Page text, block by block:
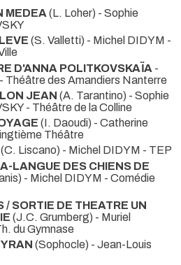
MEDEA (L. Loher) - Sophie
(S. Valletti) - Michel DIDYM -
D'ANNA POLITKOVSKAÏA -
- Théâtre des Amandiers Nanterre
JEAN (A. Tarantino) - Sophie
- Théâtre de la Colline
(I. Daoudi) - Catherine
Théâtre
(C. Liscano) - Michel DIDYM - TEP
LANGUE DES CHIENS DE
- Michel DIDYM - Comédie
/ SORTIE DE THEATRE UN
(J.C. Grumberg) - Muriel
du Gymnase
(Sophocle) - Jean-Louis